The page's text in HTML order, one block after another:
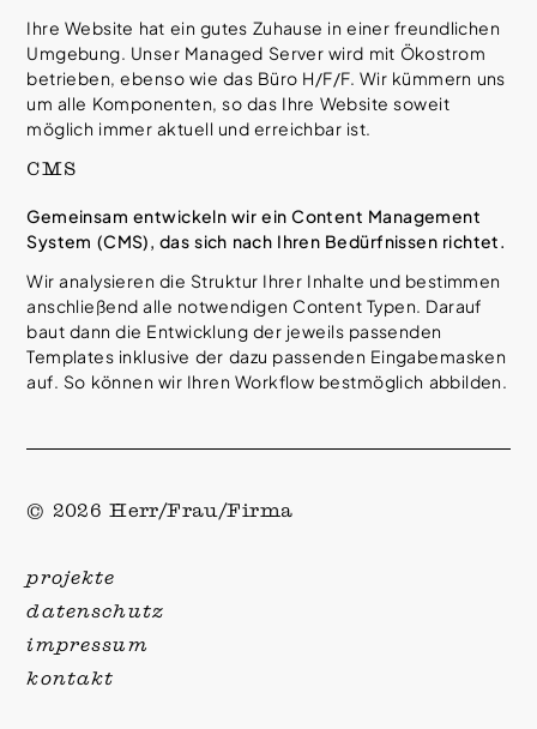
Ihre Website hat ein gutes Zuhause in einer freundlichen
Umgebung. Unser Managed Server wird mit Ökostrom
betrieben, ebenso wie das Büro H/F/F. Wir kümmern uns
um alle Komponenten, so das Ihre Website soweit
möglich immer aktuell und erreichbar ist.
CMS
Gemeinsam entwickeln wir ein Content Management
System (CMS), das sich nach Ihren Bedürfnissen richtet.
Wir analysieren die Struktur Ihrer Inhalte und bestimmen
anschließend alle notwendigen Content Typen. Darauf
baut dann die Entwicklung der jeweils passenden
Templates inklusive der dazu passenden Eingabemasken
auf. So können wir Ihren Workflow bestmöglich abbilden.
© 2026 Herr/Frau/Firma
projekte
datenschutz
impressum
kontakt